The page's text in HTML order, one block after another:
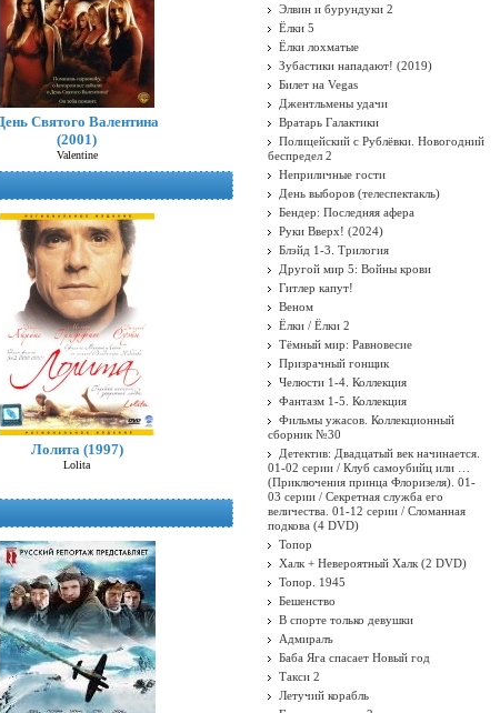
Святого Валентина
(2001)
Valentine
Лолита (1997)
Lolita
Элвин и бурундуки 2
Ёлки 5
Ёлки лохматые
Зубастики нападают! (2019)
Билет на Vegas
Джентльмены удачи
Вратарь Галактики
Полицейский с Рублёвки. Новогодний
беспредел 2
Неприличные гости
День выборов (телеспектакль)
Бендер: Последняя афера
Руки Вверх! (2024)
Блэйд 1-3. Трилогия
Другой мир 5: Войны крови
Гитлер капут!
Веном
Ёлки / Ёлки 2
Тёмный мир: Равновесие
Призрачный гонщик
Челюсти 1-4. Коллекция
Фантазм 1-5. Коллекция
Фильмы ужасов. Коллекционный
сборник №30
Детектив: Двадцатый век начинается.
01-02 серии / Клуб самоубийц или …
(Приключения принца Флоризеля). 01-
03 серии / Секретная служба его
величества. 01-12 серии / Сломанная
подкова (4 DVD)
Топор
Халк + Невероятный Халк (2 DVD)
Топор. 1945
Бешенство
В спорте только девушки
Адмиралъ
Баба Яга спасает Новый год
Такси 2
Летучий корабль